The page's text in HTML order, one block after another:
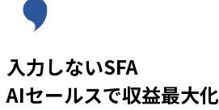
入力しないSFA
AIセールスで収益最大化